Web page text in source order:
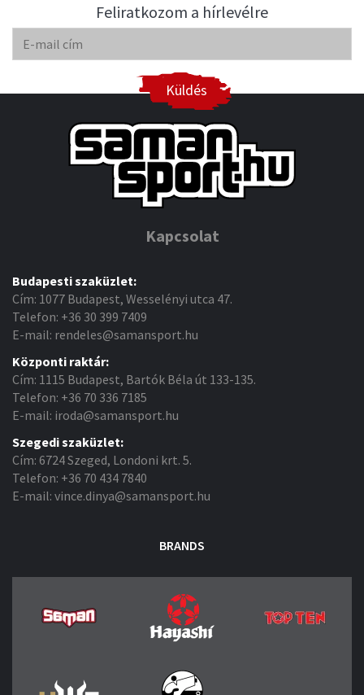
Feliratkozom a hírlevélre
Küldés
Kapcsolat
Budapesti szaküzlet:
Cím: 1077 Budapest, Wesselényi utca 47.
Telefon: +36 30 399 7409
E-mail: rendeles@samansport.hu
Központi raktár:
Cím: 1115 Budapest, Bartók Béla út 133-135.
Telefon: +36 70 336 7185
E-mail: iroda@samansport.hu
Szegedi szaküzlet:
Cím: 6724 Szeged, Londoni krt. 5.
Telefon: +36 70 434 7840
E-mail: vince.dinya@samansport.hu
BRANDS